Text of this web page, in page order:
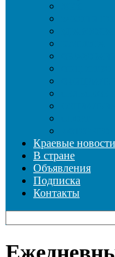
Краевые новости
В стране
Объявления
Подписка
Контакты